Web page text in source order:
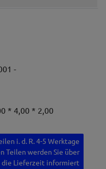
-
* 4,00 * 2,00
i. d. R. 4-5 Werktage
Teilen werden Sie über
die Lieferzeit informiert